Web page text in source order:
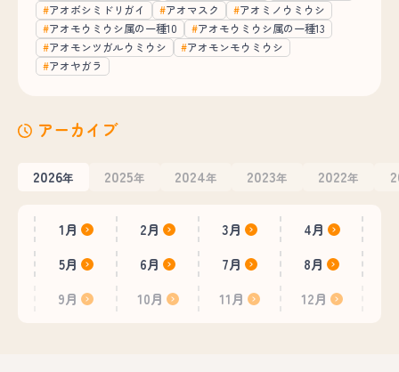
アオボシミドリガイ
アオマスク
アオミノウミウシ
アオモウミウシ属の一種10
アオモウミウシ属の一種13
アオモンツガルウミウシ
アオモンモウミウシ
アオヤガラ
アーカイブ
2026年 2025年 2024年 2023年 2022年
1月 2月 3月
4月
5月
6月 7月
8月
9月
10月 11月 12月